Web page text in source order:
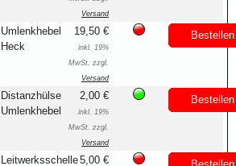
Versand
Umlenkhebel
Heck
19,50 €
inkl. 19%
MwSt. zzgl.
Versand
Bestellen
Distanzhülse
Umlenkhebel
2,00 €
inkl. 19%
MwSt. zzgl.
Versand
Bestellen
Leitwerksschelle5,00 €